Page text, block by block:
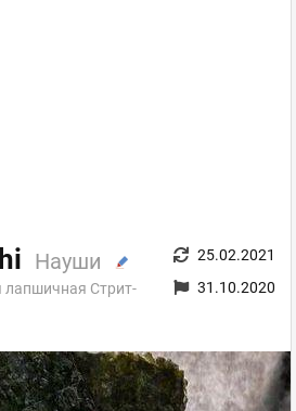
Науши
лапшичная Стрит-
25.02.2021
31.10.2020